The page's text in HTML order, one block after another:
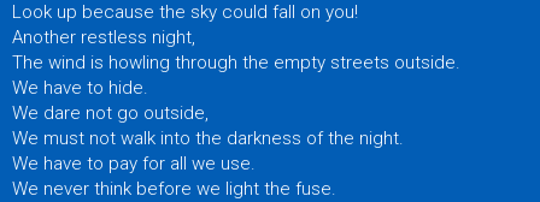
Look up because the sky could fall on you!
Another restless night,
The wind is howling through the empty streets outside.
We have to hide.
We dare not go outside,
We must not walk into the darkness of the night.
We have to pay for all we use.
We never think before we light the fuse.